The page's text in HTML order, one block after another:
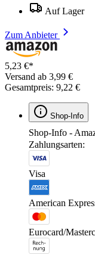
Auf Lager
Zum Anbieter
5,23 €*
Versand ab 3,99 €
Gesamtpreis: 9,22 €
Shop-Info
Shop-Info -
Zahlungsarten:
Visa
American
Eurocard/